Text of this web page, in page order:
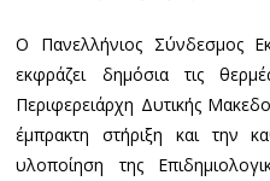
Ο Πανελλήνιος Σύνδεσμος
εκφράζει δημόσια τις
Περιφερειάρχη Δυτικής
έμπρακτη στήριξη και την
υλοποίηση της